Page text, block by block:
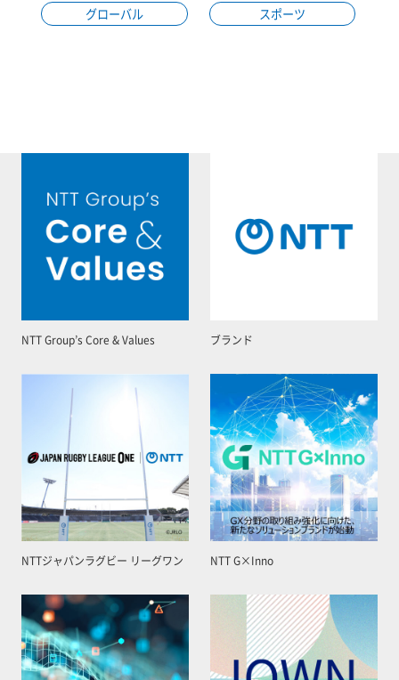
グローバル スポーツ
NTT Group’s Core & Values ブランド
NTTジャパンラグビー リーグワン NTT G×Inno